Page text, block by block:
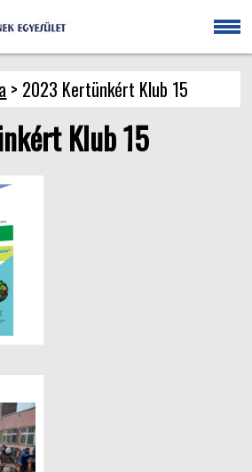
> 2023 Kertünkért Klub 15
Klub 15